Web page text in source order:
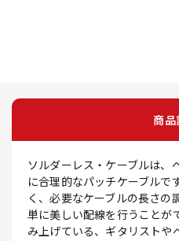
商品
ソルダーレス・ケーブルは、
に合理的なパッチケーブルで
く、必要なケーブルの長さ
単に美しい配線を行うことが
み上げている、ギタリストや